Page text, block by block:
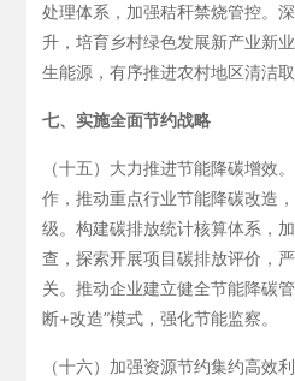
处理体系，加强秸秆禁烧管控。
升，培育乡村绿色发展新产业新
生能源，有序推进农村地区清洁取
七、实施全面节约战略
（十五）大力推进节能降碳增效
作，推动重点行业节能降碳改造
级。构建碳排放统计核算体系，
查，探索开展项目碳排放评价，
关。推动企业建立健全节能降碳
断+改造”模式，强化节能监察。
（十六）加强资源节约集约高效